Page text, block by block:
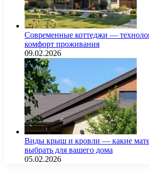
Современные коттеджи —
комфорт проживания
09.02.2026
Виды крыш и кровли — какие
выбрать для вашего дома
05.02.2026